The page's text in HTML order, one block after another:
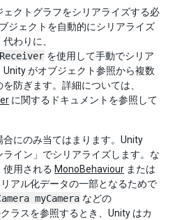
クトグラフをシリアライズする必
ジェクトを自動的にシリアライズ
わりに、
を使用して手動でシリア
がオブジェクト参照から複数
防ぎます。詳細については、
に関するドキュメントを参照して
にのみ当てはまります。Unity
イン」でシリアライズします。な
使用される MonoBehaviour または
アル化データの一部となるためで
myCamera などの
ラスを参照するとき、Unity はカ